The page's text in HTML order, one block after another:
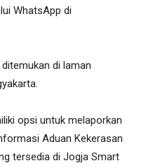
WhatsApp di
di laman
opsi untuk melaporkan
Aduan Kekerasan
tersedia di Jogja Smart